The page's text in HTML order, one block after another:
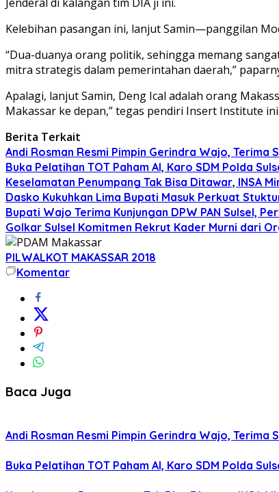
Kelebihan pasangan ini, lanjut Samin—panggilan
“Dua-duanya orang politik, sehingga memang
mitra strategis dalam pemerintahan daerah,”
Apalagi, lanjut Samin, Deng Ical adalah orang
Makassar ke depan,” tegas pendiri Insert Institute
Berita Terkait
Andi Rosman Resmi Pimpin Gerindra Wajo, Terima
Buka Pelatihan TOT Paham AI, Karo SDM Polda
Keselamatan Penumpang Tak Bisa Ditawar, INSA
Dasko Kukuhkan Lima Bupati Masuk Perkuat
Bupati Wajo Terima Kunjungan DPW PAN Sulsel,
Golkar Sulsel Komitmen Rekrut Kader Murni dari
PILWALKOT MAKASSAR 2018
Komentar
Baca Juga
Andi Rosman Resmi Pimpin Gerindra Wajo, Terima
Buka Pelatihan TOT Paham AI, Karo SDM Polda